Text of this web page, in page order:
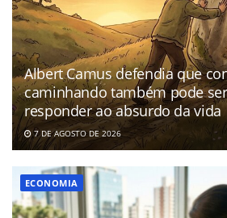
Albert Camus defendia que
caminhando também pode
responder ao absurdo da vida
7 DE AGOSTO DE 2026
ECONOMIA